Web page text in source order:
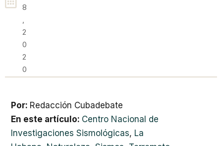
8
,
2
0
2
0
Por: Redacción Cubadebate
En este artículo: Centro Nacional de
Investigaciones Sismológicas, La